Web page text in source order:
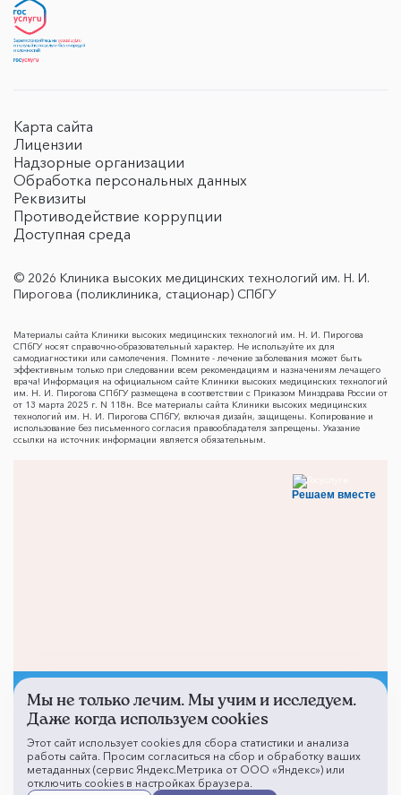
Карта сайта
Лицензии
Надзорные организации
Обработка персональных данных
Реквизиты
Противодействие коррупции
Доступная среда
© 2026 Клиника высоких медицинских технологий им. Н. И.
Пирогова (поликлиника, стационар) СПбГУ
Материалы сайта Клиники высоких медицинских технологий им. Н. И. Пирогова
СПбГУ носят справочно-образовательный характер. Не используйте их для
самодиагностики или самолечения. Помните - лечение заболевания может быть
эффективным только при следовании всем рекомендациям и назначениям лечащего
врача! Информация на официальном сайте Клиники высоких медицинских технологий
им. Н. И. Пирогова СПбГУ размещена в соответствии с Приказом Минздрава России от
от 13 марта 2025 г. N 118н. Все материалы сайта Клиники высоких медицинских
технологий им. Н. И. Пирогова СПбГУ, включая дизайн, защищены. Копирование и
использование без письменного согласия правообладателя запрещены. Указание
ссылки на источник информации является обязательным.
Решаем вместе
Не смогли записаться к
врачу?
Написать о проблеме
Мы не только лечим. Мы учим и исследуем.
Даже когда используем cookies
Этот сайт использует cookies для сбора статистики и анализа
работы сайта. Просим согласиться на сбор и обработку ваших
метаданных (сервис Яндекс.Метрика от ООО «Яндекс») или
отключить cookies в настройках браузера.